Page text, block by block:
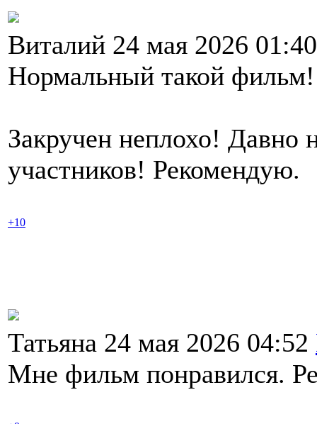
Виталий 24 мая 2026
Нормальный такой
Закручен неплохо! Давно
участников! Рекомендую.
+10
Татьяна 24 мая 2026 04:52
Мне фильм понравился.